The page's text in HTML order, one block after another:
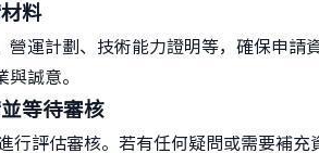
料
營運計劃、技術能力證明等，確保申請
誠意。
等待審核
行評估審核。若有任何疑問或需要補充